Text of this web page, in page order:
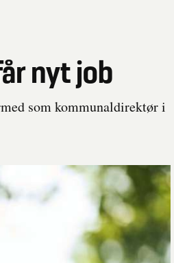
nyt job
som kommunaldirektør i